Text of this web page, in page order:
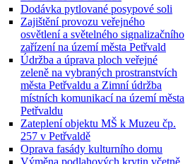
Dodávka pytlované posypové soli
Zajištění provozu veřejného
osvětlení a světelného signalizačního
zařízení na území města Petřvald
Údržba a úprava ploch veřejné
zeleně na vybraných prostranstvích
města Petřvaldu a Zimní údržba
místních komunikací na území města
Petřvaldu
Zateplení objektu MŠ k Muzeu čp.
257 v Petřvaldě
Oprava fasády kulturního domu
Výměna podlahových krytin včetně